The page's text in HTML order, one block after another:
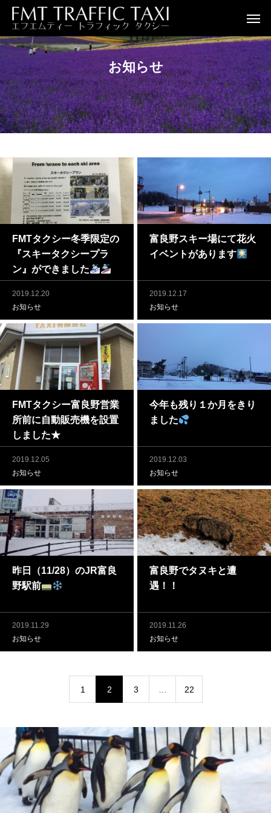
お知らせ
FMTタクシー冬季限定の
『スキータクシープラ
ン』ができました
2019.12.20
お知らせ
富良野スキー場にて花火
イベントがあります
2019.12.17
お知らせ
FMTタクシー富良野営業
所前に自動販売機を設置
しました★
2019.12.05
お知らせ
今年も残り１か月をきり
ました
2019.12.03
お知らせ
昨日（11/28）のJR富良
野駅前
2019.11.29
お知らせ
富良野でタヌキと遭
遇！！
2019.11.26
お知らせ
1 2 3 22